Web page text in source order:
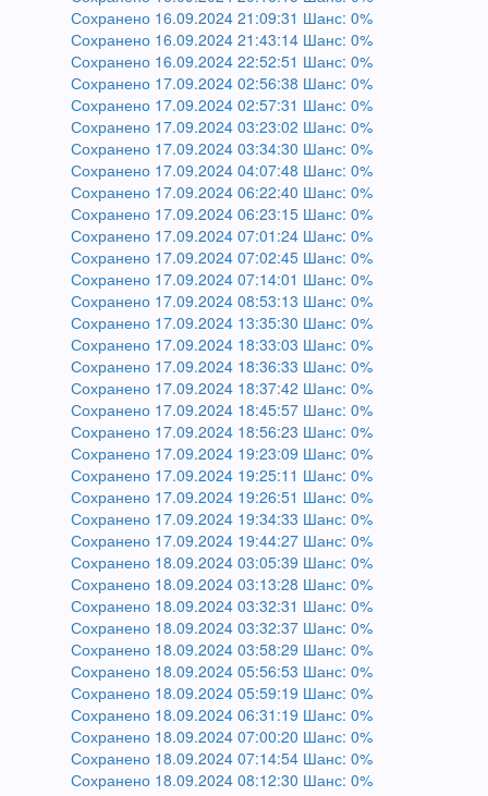
Сохранено 16.09.2024 21:09:31 Шанс: 0%
Сохранено 16.09.2024 21:43:14 Шанс: 0%
Сохранено 16.09.2024 22:52:51 Шанс: 0%
Сохранено 17.09.2024 02:56:38 Шанс: 0%
Сохранено 17.09.2024 02:57:31 Шанс: 0%
Сохранено 17.09.2024 03:23:02 Шанс: 0%
Сохранено 17.09.2024 03:34:30 Шанс: 0%
Сохранено 17.09.2024 04:07:48 Шанс: 0%
Сохранено 17.09.2024 06:22:40 Шанс: 0%
Сохранено 17.09.2024 06:23:15 Шанс: 0%
Сохранено 17.09.2024 07:01:24 Шанс: 0%
Сохранено 17.09.2024 07:02:45 Шанс: 0%
Сохранено 17.09.2024 07:14:01 Шанс: 0%
Сохранено 17.09.2024 08:53:13 Шанс: 0%
Сохранено 17.09.2024 13:35:30 Шанс: 0%
Сохранено 17.09.2024 18:33:03 Шанс: 0%
Сохранено 17.09.2024 18:36:33 Шанс: 0%
Сохранено 17.09.2024 18:37:42 Шанс: 0%
Сохранено 17.09.2024 18:45:57 Шанс: 0%
Сохранено 17.09.2024 18:56:23 Шанс: 0%
Сохранено 17.09.2024 19:23:09 Шанс: 0%
Сохранено 17.09.2024 19:25:11 Шанс: 0%
Сохранено 17.09.2024 19:26:51 Шанс: 0%
Сохранено 17.09.2024 19:34:33 Шанс: 0%
Сохранено 17.09.2024 19:44:27 Шанс: 0%
Сохранено 18.09.2024 03:05:39 Шанс: 0%
Сохранено 18.09.2024 03:13:28 Шанс: 0%
Сохранено 18.09.2024 03:32:31 Шанс: 0%
Сохранено 18.09.2024 03:32:37 Шанс: 0%
Сохранено 18.09.2024 03:58:29 Шанс: 0%
Сохранено 18.09.2024 05:56:53 Шанс: 0%
Сохранено 18.09.2024 05:59:19 Шанс: 0%
Сохранено 18.09.2024 06:31:19 Шанс: 0%
Сохранено 18.09.2024 07:00:20 Шанс: 0%
Сохранено 18.09.2024 07:14:54 Шанс: 0%
Сохранено 18.09.2024 08:12:30 Шанс: 0%